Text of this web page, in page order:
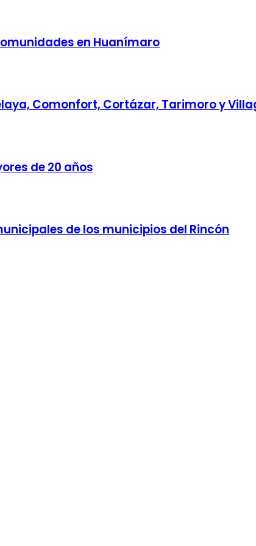
en Huanímaro
Comonfort, Cortázar, Tarimoro y
de 20 años
de los municipios del Rincón